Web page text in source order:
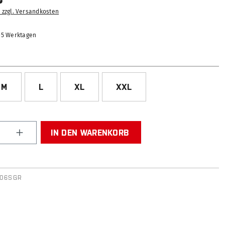
Versandkosten
Werktagen
M L XL XXL
Gib den gewünschten Wert ein
IN DEN WARENKORB